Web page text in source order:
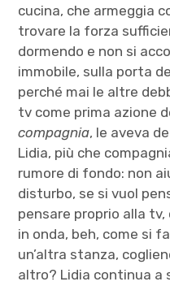
cucina, che armeggia
trovare la forza
dormendo e non si
immobile, sulla porta
perché mai le altre
tv come prima azione
compagnia, le aveva
Lidia, più che
rumore di fondo: non
disturbo, se si vuol
pensare proprio alla
in onda, beh, come si
un’altra stanza,
altro? Lidia continua a